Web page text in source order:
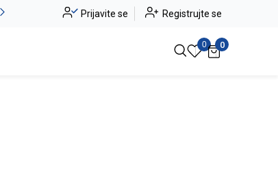
Novo u ponudi - Jadea Pogledaj više
Prijavite se Registrujte se
0 0